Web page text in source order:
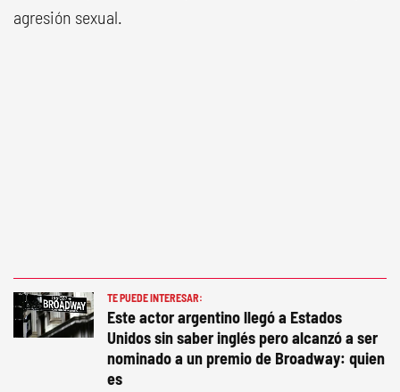
agresión sexual.
TE PUEDE INTERESAR:
Este actor argentino llegó a Estados
Unidos sin saber inglés pero alcanzó a ser
nominado a un premio de Broadway: quien
es